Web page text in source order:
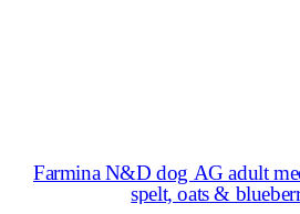
Farmina N&D dog AG adult
spelt, oats &